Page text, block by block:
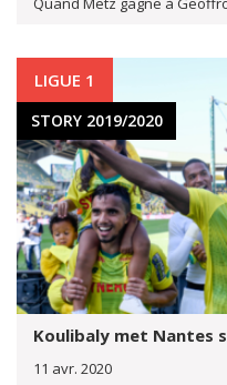
LIGUE 1
STORY 2019/2020
Koulibaly met Nantes
11 avr. 2020